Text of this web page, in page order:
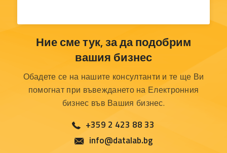
Ние сме тук, за да подобрим
вашия бизнес
Обадете се на нашите консултанти и те ще Ви
помогнат при въвеждането на Електронния
бизнес във Вашия бизнес.
+359 2 423 88 33
info@datalab.bg